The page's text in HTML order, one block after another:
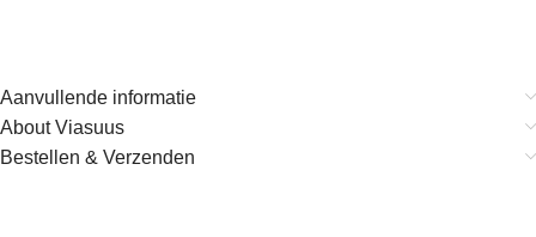
Aanvullende informatie
About Viasuus
Bestellen & Verzenden